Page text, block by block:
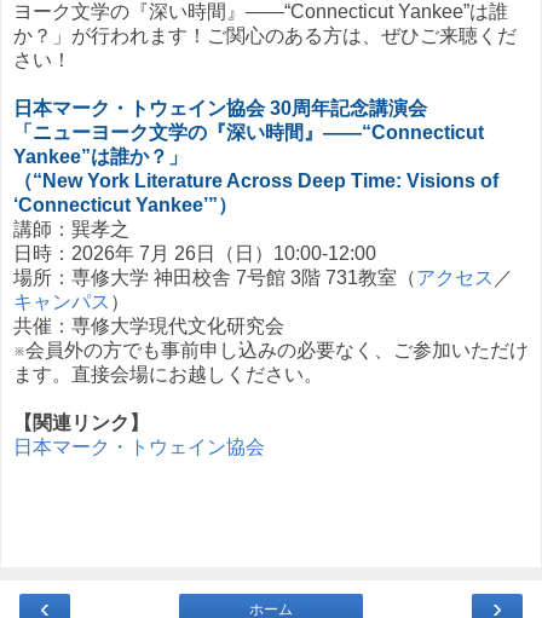
ヨーク文学の『深い時間』――“Connecticut Yankee”は誰
か？」が行われます！ご関心のある方は、ぜひご来聴くだ
さい！
日本マーク・トウェイン協会 30周年記念講演会
「ニューヨーク文学の『深い時間』――“Connecticut
Yankee”は誰か？」
（“New York Literature Across Deep Time: Visions of
‘Connecticut Yankee’”）
講師：巽孝之
日時：2026年 7月 26日（日）10:00-12:00
場所：専修大学 神田校舎 7号館 3階 731教室（アクセス ／
キャンパス ）
共催：専修大学現代文化研究会
※会員外の方でも事前申し込みの必要なく、ご参加いただけ
ます。直接会場にお越しください。
【関連リンク】
日本マーク・トウェイン協会
‹ ›
ホーム